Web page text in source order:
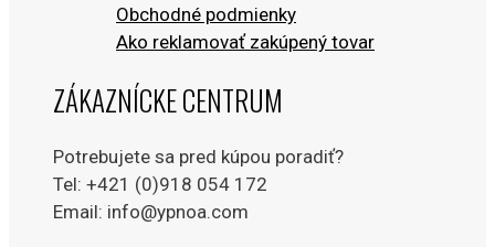
Obchodné podmienky
Ako reklamovať zakúpený tovar
ZÁKAZNÍCKE CENTRUM
Potrebujete sa pred kúpou poradiť?
Tel: +421 (0)918 054 172
Email: info@ypnoa.com